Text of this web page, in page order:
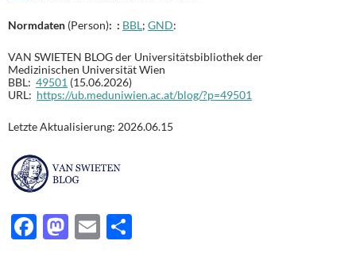
Normdaten (Person): : BBL; GND:
VAN SWIETEN BLOG der Universitätsbibliothek der
Medizinischen Universität Wien
BBL: 49501 (15.06.2026)
URL: https://ub.meduniwien.ac.at/blog/?p=49501
Letzte Aktualisierung: 2026.06.15
F
M E